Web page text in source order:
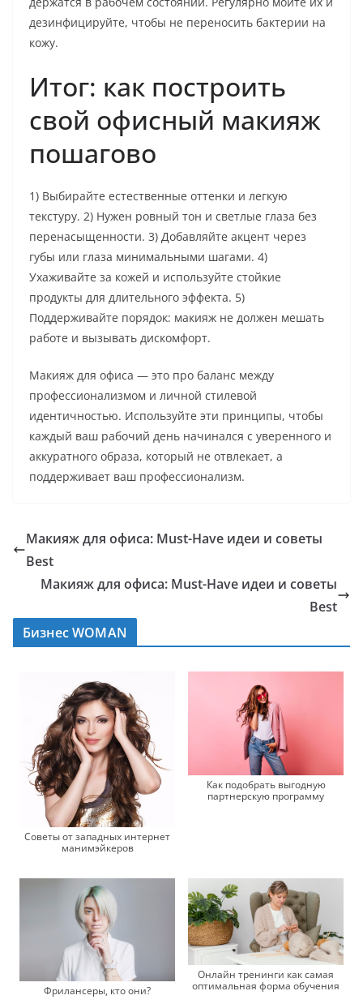
дезинфицируйте, чтобы не переносить бактерии на
кожу.
Итог: как построить
свой офисный макияж
пошагово
1) Выбирайте естественные оттенки и легкую
текстуру. 2) Нужен ровный тон и светлые глаза без
перенасыщенности. 3) Добавляйте акцент через
губы или глаза минимальными шагами. 4)
Ухаживайте за кожей и используйте стойкие
продукты для длительного эффекта. 5)
Поддерживайте порядок: макияж не должен мешать
работе и вызывать дискомфорт.
Макияж для офиса — это про баланс между
профессионализмом и личной стилевой
идентичностью. Используйте эти принципы, чтобы
каждый ваш рабочий день начинался с уверенного и
аккуратного образа, который не отвлекает, а
поддерживает ваш профессионализм.
Макияж для офиса: Must-Have идеи и советы
Best
Макияж для офиса: Must-Have идеи и советы
Best
Бизнес WOMAN
Советы от западных интернет
манимэйкеров
Как подобрать выгодную
партнерскую программу
Фрилансеры, кто они?
Онлайн тренинги как самая
оптимальная форма обучения